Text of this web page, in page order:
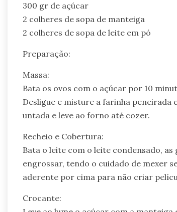
300 gr de açúcar
2 colheres de sopa de manteiga
2 colheres de sopa de leite em pó
Preparação:
Massa:
Bata os ovos com o açúcar por 10
Desligue e misture a farinha peneirada
untada e leve ao forno até cozer.
Recheio e Cobertura:
Bata o leite com o leite condensado, as
engrossar, tendo o cuidado de mexer
aderente por cima para não criar
Crocante: